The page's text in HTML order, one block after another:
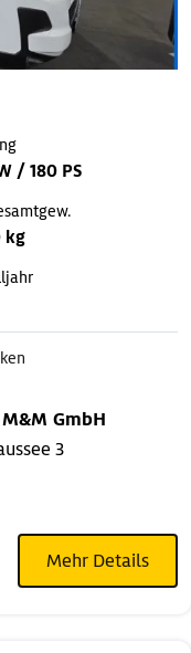
/ 180 PS
kg
GmbH
3
Mehr Details